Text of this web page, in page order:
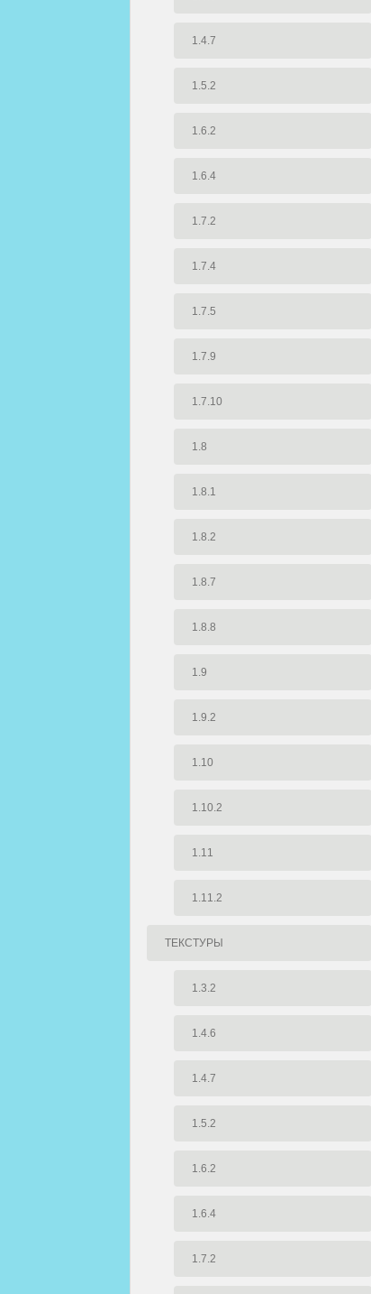
1.4.7
1.5.2
1.6.2
1.6.4
1.7.2
1.7.4
1.7.5
1.7.9
1.7.10
1.8
1.8.1
1.8.2
1.8.7
1.8.8
1.9
1.9.2
1.10
1.10.2
1.11
1.11.2
ТЕКСТУРЫ
1.3.2
1.4.6
1.4.7
1.5.2
1.6.2
1.6.4
1.7.2